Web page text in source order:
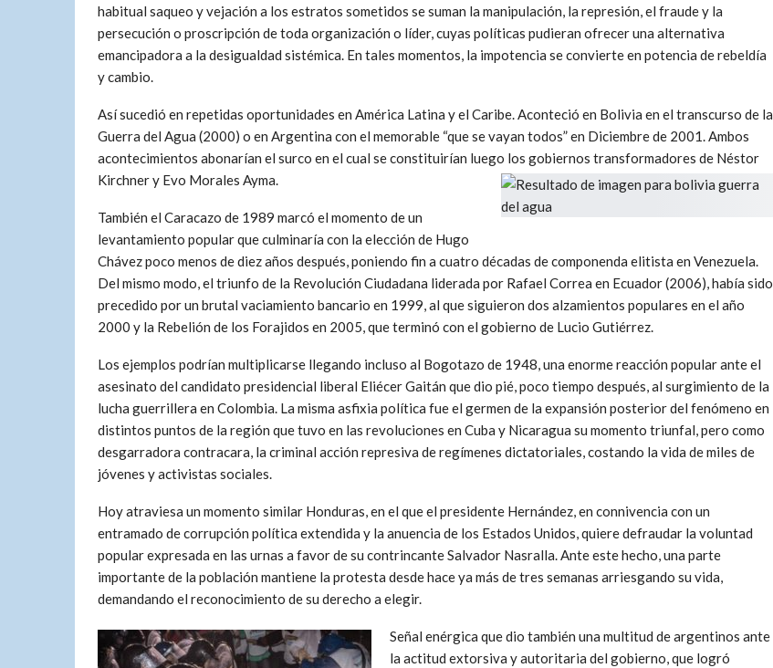
habitual saqueo y vejación a los estratos sometidos se suman la manipulación, la represión, el fraude y la
persecución o proscripción de toda organización o líder, cuyas políticas pudieran ofrecer una alternativa
emancipadora a la desigualdad sistémica. En tales momentos, la impotencia se convierte en potencia de rebeldía
y cambio.
Así sucedió en repetidas oportunidades en América Latina y el Caribe. Aconteció en Bolivia en el transcurso de la
Guerra del Agua (2000) o en Argentina con el memorable “que se vayan todos” en Diciembre de 2001. Ambos
acontecimientos abonarían el surco en el cual se constituirían luego los gobiernos transformadores de Néstor
Kirchner y Evo Morales Ayma.
También el Caracazo de 1989 marcó el momento de un
levantamiento popular que culminaría con la elección de Hugo
Chávez poco menos de diez años después, poniendo fin a cuatro décadas de componenda elitista en Venezuela.
Del mismo modo, el triunfo de la Revolución Ciudadana liderada por Rafael Correa en Ecuador (2006), había sido
precedido por un brutal vaciamiento bancario en 1999, al que siguieron dos alzamientos populares en el año
2000 y la Rebelión de los Forajidos en 2005, que terminó con el gobierno de Lucio Gutiérrez.
Los ejemplos podrían multiplicarse llegando incluso al Bogotazo de 1948, una enorme reacción popular ante el
asesinato del candidato presidencial liberal Eliécer Gaitán que dio pié, poco tiempo después, al surgimiento de la
lucha guerrillera en Colombia. La misma asfixia política fue el germen de la expansión posterior del fenómeno en
distintos puntos de la región que tuvo en las revoluciones en Cuba y Nicaragua su momento triunfal, pero como
desgarradora contracara, la criminal acción represiva de regímenes dictatoriales, costando la vida de miles de
jóvenes y activistas sociales.
Hoy atraviesa un momento similar Honduras, en el que el presidente Hernández, en connivencia con un
entramado de corrupción política extendida y la anuencia de los Estados Unidos, quiere defraudar la voluntad
popular expresada en las urnas a favor de su contrincante Salvador Nasralla. Ante este hecho, una parte
importante de la población mantiene la protesta desde hace ya más de tres semanas arriesgando su vida,
demandando el reconocimiento de su derecho a elegir.
Señal enérgica que dio también una multitud de argentinos ante
la actitud extorsiva y autoritaria del gobierno, que logró